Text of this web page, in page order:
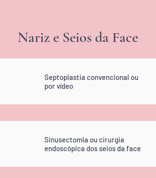
Nariz e Seios da Face
Septoplastia convencional ou
por vídeo
Sinusectomia ou cirurgia
endoscópica dos seios da face